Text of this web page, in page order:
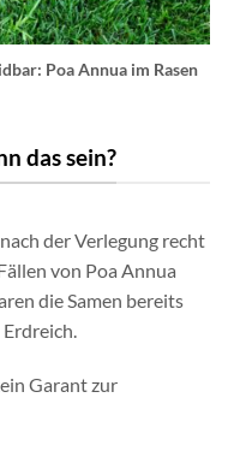
Poa Annua im Rasen
das sein?
der Verlegung recht
von Poa Annua
die Samen bereits
Garant zur